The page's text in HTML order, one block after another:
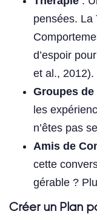
pensées. La
d’espoir
et al., 2012).
Groupes de
les
n’êtes pas
Amis de
cette
gérable ?
Créer un Plan